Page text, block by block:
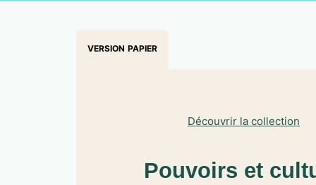
VERSION PAPIER
Découvrir la collection
Pouvoirs et